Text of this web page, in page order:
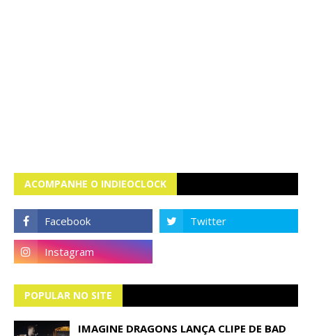
ACOMPANHE O INDIEOCLOCK
POPULAR NO SITE
IMAGINE DRAGONS LANÇA CLIPE DE BAD